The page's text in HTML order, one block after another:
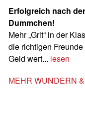
Erfolgreich nach der Schule? Es sind die Peers,
Dummchen!
Mehr „Grit“ in der
die richtigen
Geld wert... lesen
MEHR WUNDERN